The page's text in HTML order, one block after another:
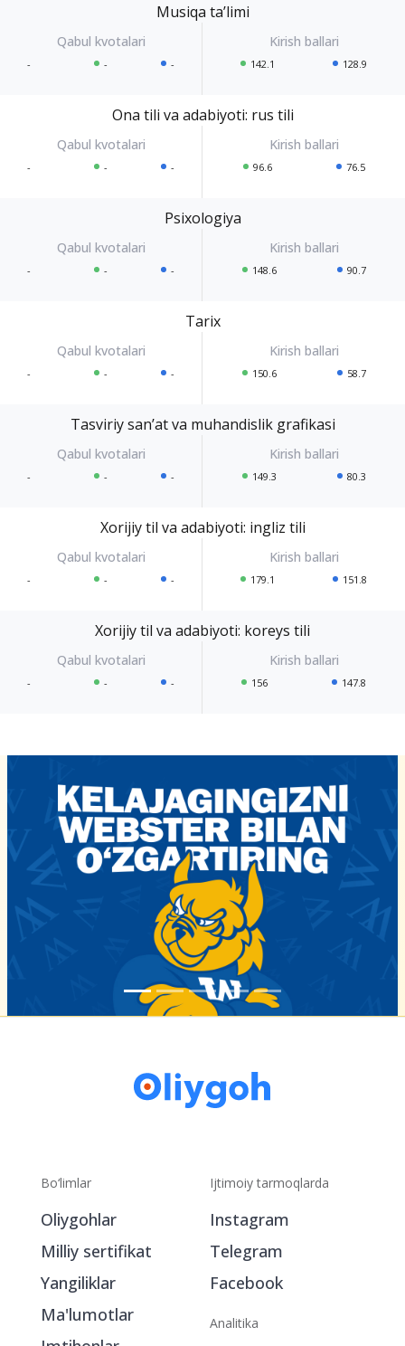
Musiqa taʼlimi
- - - 142.1 128.9
Ona tili va adabiyoti: rus tili
- - - 96.6 76.5
Psixologiya
- - - 148.6 90.7
Tarix
- - - 150.6 58.7
Tasviriy sanʼat va muhandislik grafikasi
- - - 149.3 80.3
Xorijiy til va adabiyoti: ingliz tili
- - - 179.1 151.8
Xorijiy til va adabiyoti: koreys tili
- - - 156 147.8
Bo‘limlar
Oliygohlar
Milliy sertifikat
Yangiliklar
Ma'lumotlar
Ijtimoiy tarmoqlarda
Instagram
Telegram
Facebook
Analitika